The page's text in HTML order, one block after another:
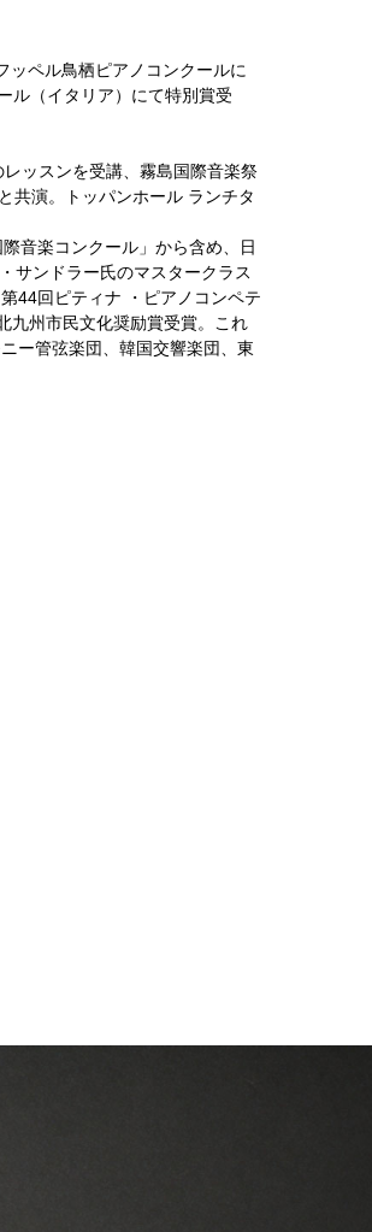
ッペル鳥栖ピアノコンクールに
ル（イタリア）にて特別賞受
ッスンを受講、霧島国際音楽祭
共演。トッパンホール ランチタ
音楽コンクール」から含め、日
サンドラー氏のマスタークラス
44回ピティナ ・ピアノコンペテ
九州市民文化奨励賞受賞。これ
ー管弦楽団、韓国交響楽団、東